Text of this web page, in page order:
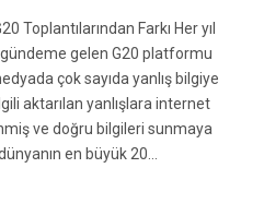
Toplantılarından Farkı Her yıl
gelen G20 platformu
çok sayıda yanlış bilgiye
aktarılan yanlışlara internet
ve doğru bilgileri sunmaya
en büyük 20…